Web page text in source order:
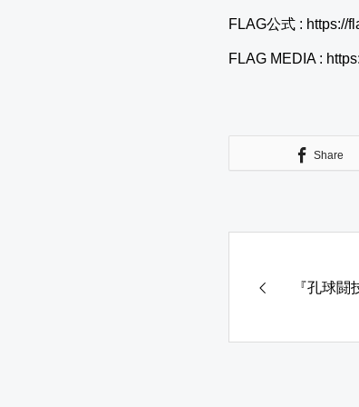
FLAG公式 : https://
FLAG MEDIA :
Share
『孔球闘